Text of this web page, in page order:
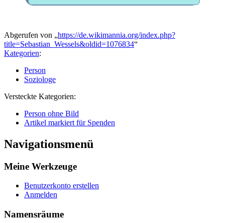
Abgerufen von „https://de.wikimannia.org/index.php?
title=Sebastian_Wessels&oldid=1076834“
Kategorien:
Person
Soziologe
Versteckte Kategorien:
Person ohne Bild
Artikel markiert für Spenden
Navigationsmenü
Meine Werkzeuge
Benutzerkonto erstellen
Anmelden
Namensräume